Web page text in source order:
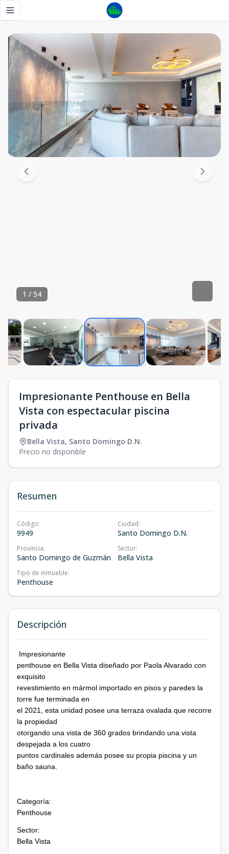
Toggle navigation menu
1 / 54
Impresionante Penthouse en Bella
Vista con espectacular piscina
privada
Bella Vista, Santo Domingo D.N.
Precio no disponible
Resumen
Código:
9949
Ciudad:
Santo Domingo D.N.
Provincia:
Santo Domingo de Guzmán
Sector:
Bella Vista
Tipo de inmueble:
Penthouse
Descripción
Impresionante
penthouse en Bella Vista diseñado por Paola Alvarado con
exquisito
revestimiento en mármol importado en pisos y paredes la
torre fue terminada en
el 2021, esta unidad posee una terraza ovalada que recorre
la propiedad
otorgando una vista de 360 grados brindando una vista
despejada a los cuatro
puntos cardinales además posee su propia piscina y un
baño sauna.
Categoría:
Penthouse
Sector:
Bella Vista
Impresionante Penthouse en Bella Vista con espectacular